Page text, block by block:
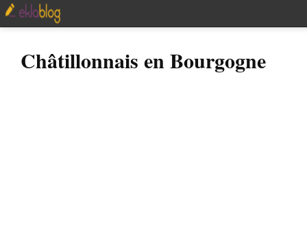
Châtillonnais en Bourgogne